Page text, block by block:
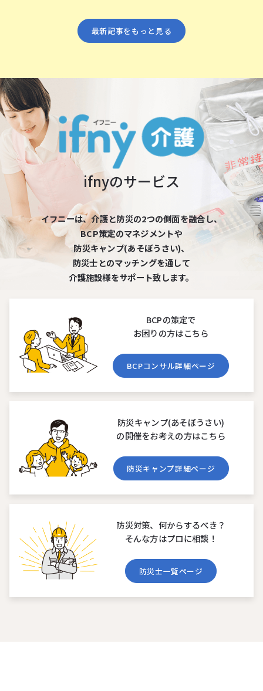
最新記事をもっと⾒る
ifnyのサービス
イフニーは、介護と防災の2つの側⾯を融合し、
BCP策定のマネジメントや
防災キャンプ(あそぼうさい)、
防災⼠とのマッチングを通して
介護施設様をサポート致します。
BCPの策定で
お困りの⽅はこちら
BCPコンサル詳細ページ
防災キャンプ(あそぼうさい)
の開催をお考えの⽅はこちら
防災キャンプ詳細ページ
防災対策、何からするべき？
そんな⽅はプロに相談！
防災⼠⼀覧ページ